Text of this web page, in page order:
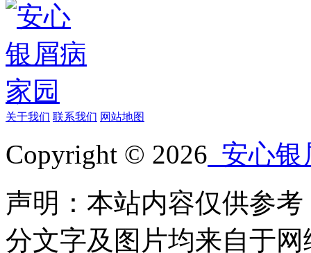
关于我们 联系我们 网站地图
Copyright © 2026 安心银
声明：本站内容仅供参
分文字及图片均来自于